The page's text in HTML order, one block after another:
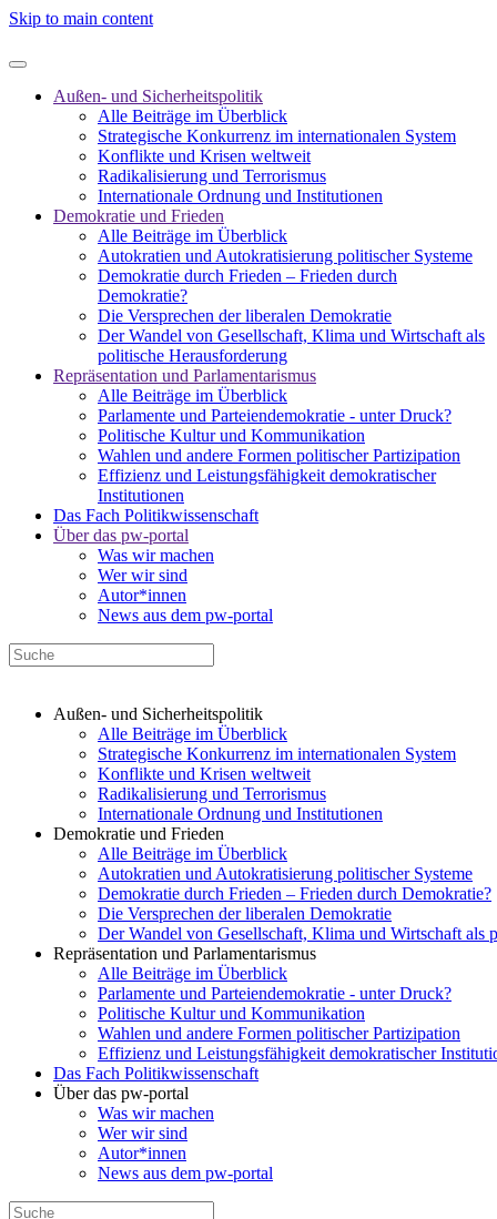
Skip to main content
Außen- und Sicherheitspolitik
Alle Beiträge im Überblick
Strategische Konkurrenz im internationalen System
Konflikte und Krisen weltweit
Radikalisierung und Terrorismus
Internationale Ordnung und Institutionen
Demokratie und Frieden
Alle Beiträge im Überblick
Autokratien und Autokratisierung politischer Systeme
Demokratie durch Frieden – Frieden durch
Demokratie?
Die Versprechen der liberalen Demokratie
Der Wandel von Gesellschaft, Klima und Wirtschaft als
politische Herausforderung
Repräsentation und Parlamentarismus
Alle Beiträge im Überblick
Parlamente und Parteiendemokratie - unter Druck?
Politische Kultur und Kommunikation
Wahlen und andere Formen politischer Partizipation
Effizienz und Leistungsfähigkeit demokratischer
Institutionen
Das Fach Politikwissenschaft
Über das pw-portal
Was wir machen
Wer wir sind
Autor*innen
News aus dem pw-portal
Außen- und Sicherheitspolitik
Alle Beiträge im Überblick
Strategische Konkurrenz im internationalen System
Konflikte und Krisen weltweit
Radikalisierung und Terrorismus
Internationale Ordnung und Institutionen
Demokratie und Frieden
Alle Beiträge im Überblick
Autokratien und Autokratisierung politischer Systeme
Demokratie durch Frieden – Frieden durch Demokratie?
Die Versprechen der liberalen Demokratie
Der Wandel von Gesellschaft, Klima und Wirtschaft als
Repräsentation und Parlamentarismus
Alle Beiträge im Überblick
Parlamente und Parteiendemokratie - unter Druck?
Politische Kultur und Kommunikation
Wahlen und andere Formen politischer Partizipation
Effizienz und Leistungsfähigkeit demokratischer
Das Fach Politikwissenschaft
Über das pw-portal
Was wir machen
Wer wir sind
Autor*innen
News aus dem pw-portal